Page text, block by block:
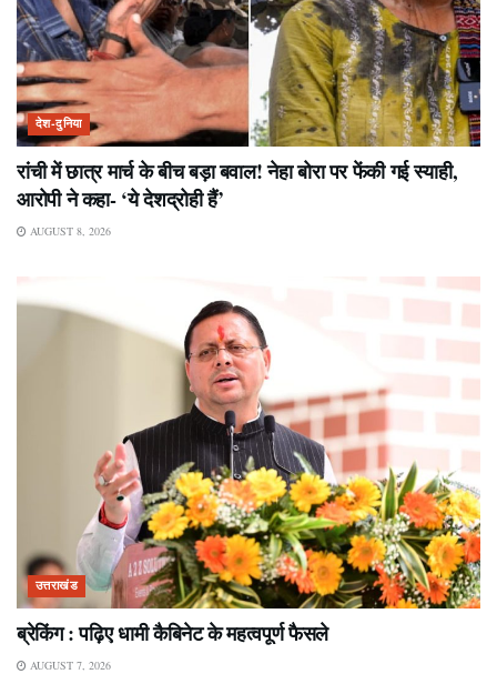
देश-दुनिया
रांची में छात्र मार्च के बीच बड़ा बवाल! नेहा बोरा पर फेंकी गई स्याही,
आरोपी ने कहा- ‘ये देशद्रोही हैं’
AUGUST 8, 2026
उत्तराखंड
ब्रेकिंग : पढ़िए धामी कैबिनेट के महत्वपूर्ण फैसले
AUGUST 7, 2026